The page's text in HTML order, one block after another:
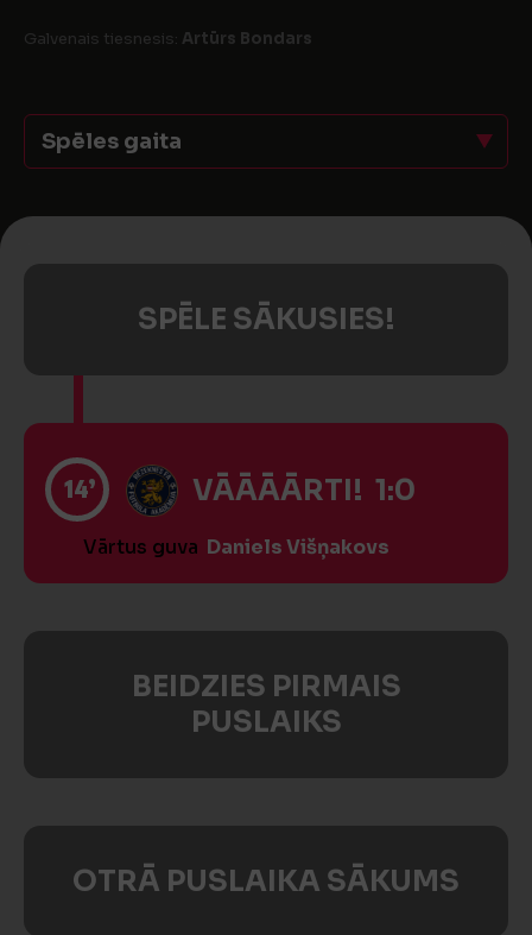
Galvenais tiesnesis: Artūrs Bondars
Spēles gaita
SPĒLE SĀKUSIES!
14’ VĀĀĀĀRTI! 1:0
Vārtus guva Daniels Višņakovs
BEIDZIES PIRMAIS
PUSLAIKS
OTRĀ PUSLAIKA SĀKUMS